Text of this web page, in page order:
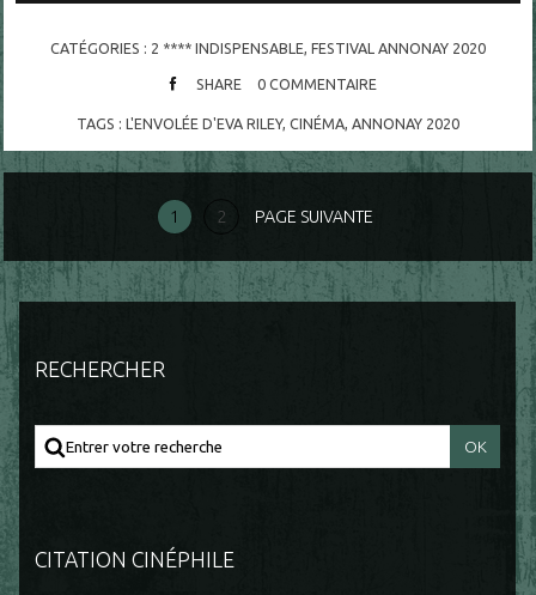
CATÉGORIES : 2 **** INDISPENSABLE FESTIVAL ANNONAY 2020
SHARE 0 COMMENTAIRE
TAGS : L'ENVOLÉE D'EVA RILEY, CINÉMA, ANNONAY 2020
1 2 PAGE SUIVANTE
RECHERCHER
CITATION CINÉPHILE